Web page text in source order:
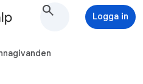
Logga in